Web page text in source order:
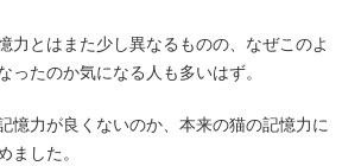
力とはまた少し異なるものの、なぜこのよ
ったのか気になる人も多いはず。
憶力が良くないのか、本来の猫の記憶力に
ました。